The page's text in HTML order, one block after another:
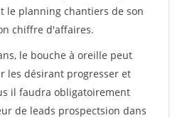
le planning chantiers de son
chiffre d'affaires.
le bouche à oreille peut
les désirant progresser et
il faudra obligatoirement
de leads prospectsion dans